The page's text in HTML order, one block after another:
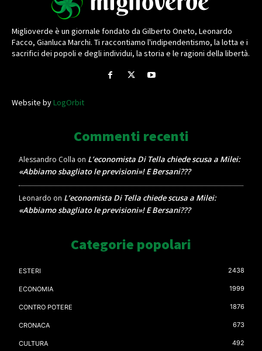
Miglioverde è un giornale fondato da Gilberto Oneto, Leonardo
Facco, Gianluca Marchi. Ti raccontiamo l'indipendentismo, la lotta e i
sacrifici dei popoli e degli individui, la storia e le ragioni della libertà.
Website byLogOrbit
Commenti recenti
Alessandro Colla on L’economista Di Tella chiede scusa a Milei:
«Abbiamo sbagliato le previsioni»! E Bersani???
Leonardo on L’economista Di Tella chiede scusa a Milei:
«Abbiamo sbagliato le previsioni»! E Bersani???
Categorie popolari
ESTERI 2438
ECONOMIA 1999
CONTRO POTERE 1876
CRONACA 673
CULTURA 492